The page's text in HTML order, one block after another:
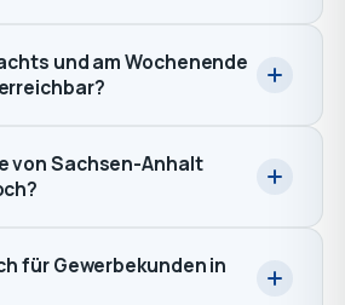
und am Wochenende
von Sachsen-Anhalt
für Gewerbekunden in